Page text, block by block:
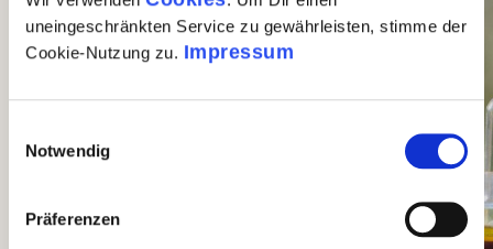
uneingeschränkten Service zu gewährleisten, stimme der
Cookie-Nutzung zu. Impressum
Notwendig
Präferenzen
Produktgalerie überspringen